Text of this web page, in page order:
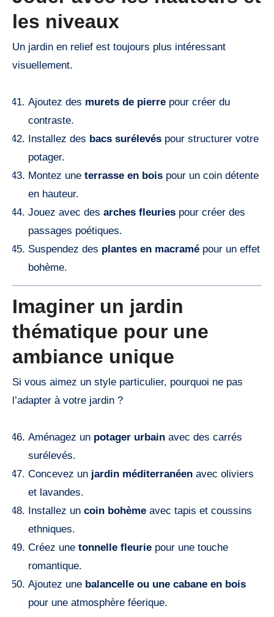
les niveaux
Un jardin en relief est toujours plus intéressant
visuellement.
Ajoutez des murets de pierrepour créer du
contraste.
Installez des bacs surélevéspour structurer votre
potager.
Montez une terrasse en boispour un coin détente
en hauteur.
Jouez avec des arches fleuriespour créer des
passages poétiques.
Suspendez des plantes en macramépour un effet
bohème.
Imaginer un jardin
thématique pour une
ambiance unique
Si vous aimez un style particulier, pourquoi ne pas
l’adapter à votre jardin ?
Aménagez un potager urbainavec des carrés
surélevés.
Concevez un jardin méditerranéenavec oliviers
et lavandes.
Installez un coin bohèmeavec tapis et coussins
ethniques.
Créez une tonnelle fleuriepour une touche
romantique.
Ajoutez une balancelle ou une cabane en bois
pour une atmosphère féerique.